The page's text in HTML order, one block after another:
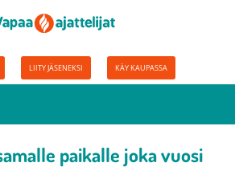
LIITY JÄSENEKSI KÄY KAUPASSA
paikalle joka vuosi